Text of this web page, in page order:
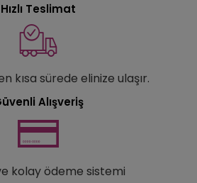
Hızlı Teslimat
kısa sürede elinize ulaşır.
Alışveriş
kolay ödeme sistemi